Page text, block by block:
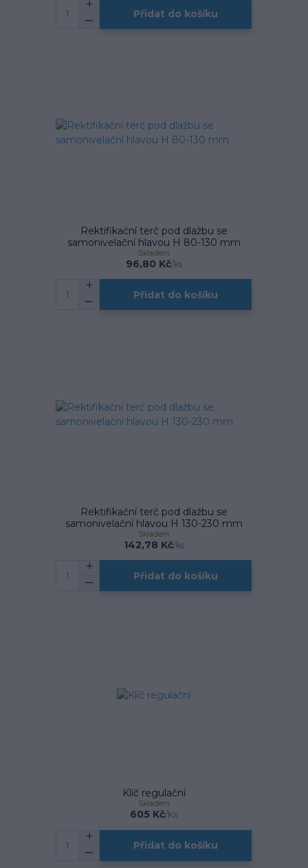
Přidat do košíku
Rektifikační terč pod dlažbu se
samonivelační hlavou H 80-130 mm
96,80 Kč/ks
Skladem
Přidat do košíku
Rektifikační terč pod dlažbu se
samonivelační hlavou H 130-230 mm
142,78 Kč/ks
Skladem
Přidat do košíku
Klíč regulační
605 Kč/Ks
Skladem
Přidat do košíku